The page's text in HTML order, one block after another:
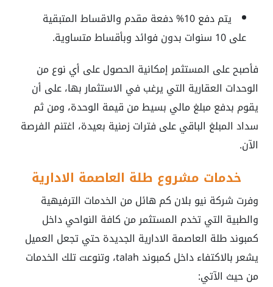
يتم دفع 10% دفعة مقدم والاقساط المتبقية
على 10 سنوات بدون فوائد وبأقساط متساوية.
فأصبح على المستثمر إمكانية الحصول على أي نوع من
الوحدات العقارية التي يرغب في الاستثمار بها، على أن
يقوم بدفع مبلغ مالي بسيط من قيمة الوحدة، ومن ثم
سداد المبلغ الباقي على فترات زمنية بعيدة، اغتنم الفرصة
الآن.
خدمات مشروع طلة العاصمة الادارية
وفرت شركة نيو بلان كم هائل من الخدمات الترفيهية
والطبية التي تخدم المستثمر من كافة النواحي داخل
كمبوند طلة العاصمة الادارية الجديدة حتي تجعل العميل
يشعر بالاكتفاء داخل كمبوند talah
، وتنوعت تلك الخدمات
من حيث الآتي: